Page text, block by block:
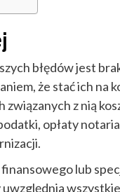
błędów jest
że stać ich na
z nią
opłaty
lub